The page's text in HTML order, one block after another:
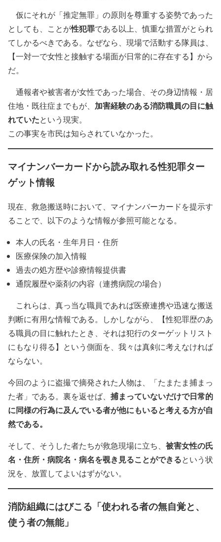
仮にそれが「推定無罪」の原則を尊重する姿勢であった
としても、ことが性犯罪である以上、慎重な措置がとられ
てしかるべきである。なぜなら、現場で活動する隊員は、
【一対一で女性と接触する場面が日常的に存在する】から
だ。
通報者や被害者が女性であった場合、その身辺情報・居
住地・既往症までもが、 加害経験のある消防職員の目に触
れていたという現実。
この事実を市民は知らされていなかった。
マイナンバーカードから読み取れる性犯罪ター
ゲット情報
現在、救急搬送時において、マイナンバーカードを提示す
ることで、以下のような情報が参照可能となる。
本人の氏名・生年月日・住所
医療保険の加入情報
過去の処方歴や診療情報提供書
通院履歴や薬剤の内容（連携病院の場合）
これらは、真っ当な職員であれば医療連携や迅速な搬送
判断に有用な情報である。しかしながら、【性犯罪歴のあ
る職員の目に触れたとき、それは犯行のターゲットリスト
にもなり得る】という側面を、我々は真剣に考えなければ
ならない。
今回のように盗撮で摘発された人物は、「たまたま捕まっ
た者」である。裏を返せば、 捕まっていないだけで日常的
に同様の行為に及んでいる者が他にもいると考える方が自
然である。
そして、そうした者たちが救急現場に立ち、 被害女性の氏
名・住所・病院名・病名を覗き見ることができるという状
況を、放置してよいはずがない。
消防組織にはびこる「使われる者の無自覚と、
使う者の無能」